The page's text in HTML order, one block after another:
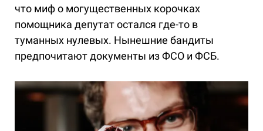
что миф о могущественных корочках
помощника депутат остался где-то в
туманных нулевых. Нынешние бандиты
предпочитают документы из ФСО и ФСБ.